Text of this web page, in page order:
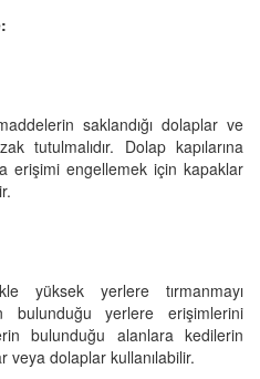
saklandığı dolaplar ve
tutulmalıdır. Dolap kapılarına
erişimi engellemek için kapaklar
yüksek yerlere tırmanmayı
bulunduğu yerlere erişimlerini
bulunduğu alanlara kedilerin
veya dolaplar kullanılabilir.